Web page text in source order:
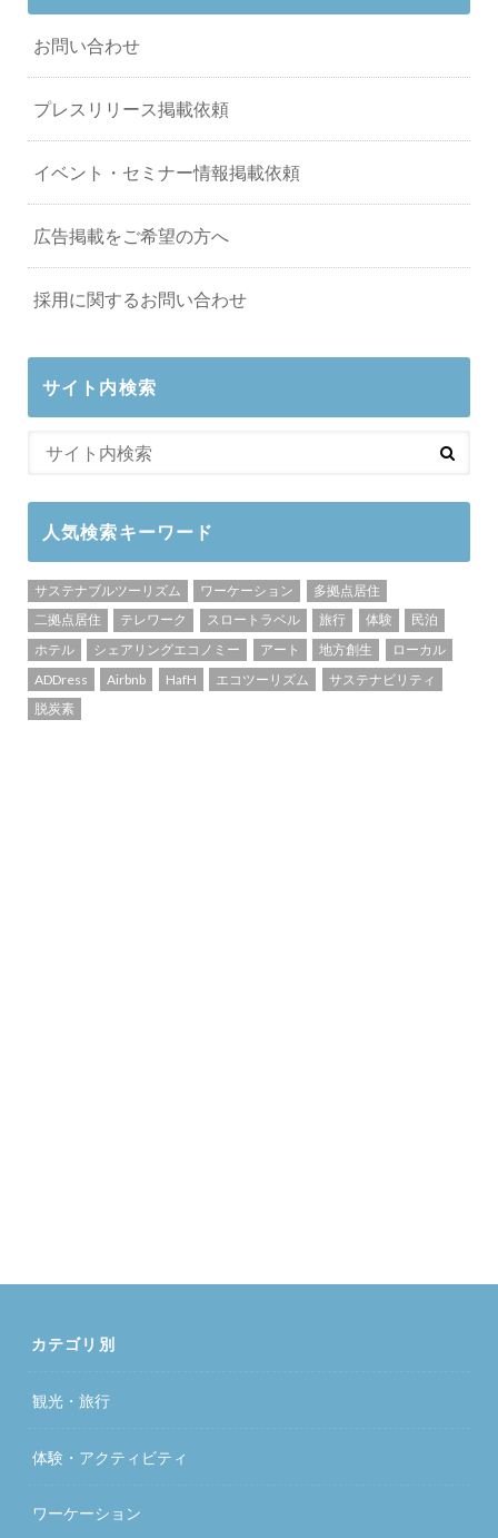
お問い合わせ
プレスリリース掲載依頼
イベント・セミナー情報掲載依頼
広告掲載をご希望の方へ
採用に関するお問い合わせ
サイト内検索
人気検索キーワード
サステナブルツーリズム ワーケーション
多拠点居住
二拠点居住
テレワーク スロートラベル 旅行 体験
民泊
ホテル
シェアリングエコノミー アート 地方創生
ローカル
ADDress
Airbnb HafH エコツーリズム
サステナビリティ
脱炭素
カテゴリ別
観光・旅行
体験・アクティビティ
ワーケーション